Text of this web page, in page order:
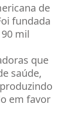
de
fundada
mil
que
saúde,
em favor